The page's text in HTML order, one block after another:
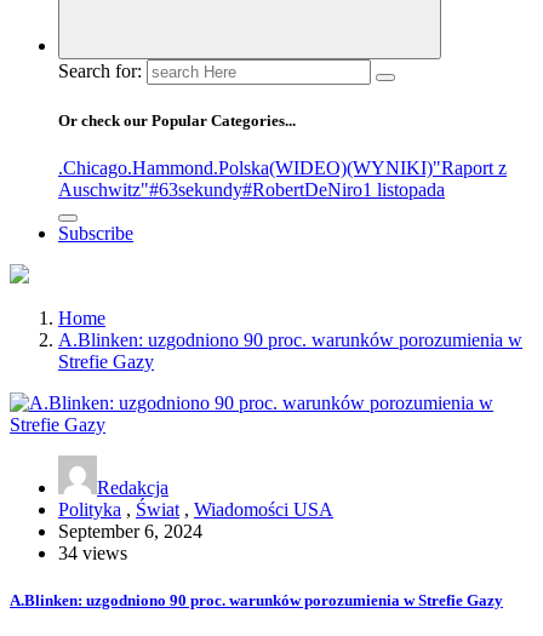
Search for:
Or check our Popular Categories...
.Chicago.Hammond.Polska(WIDEO)(WYNIKI)"Raport z
Auschwitz"#63sekundy#RobertDeNiro1 listopada
Subscribe
Home
A.Blinken: uzgodniono 90 proc. warunków porozumienia w
Strefie Gazy
Redakcja
Polityka , Świat , Wiadomości USA
September 6, 2024
34 views
A.Blinken: uzgodniono 90 proc. warunków porozumienia w Strefie Gazy